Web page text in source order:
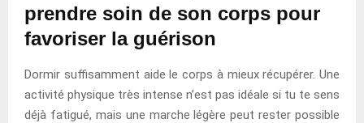
prendre soin de son corps pour
favoriser la guérison
Dormir suffisamment aide le corps à mieux récupérer. Une
activité physique très intense n’est pas idéale si tu te sens
déjà fatigué, mais une marche légère peut rester possible